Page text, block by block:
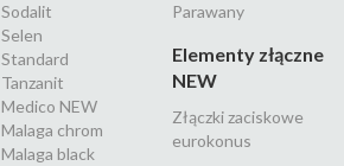
Sodalit
Selen
Standard
Tanzanit
Medico NEW
Malaga chrom
Malaga black
Parawany
Elementy złączne
NEW
Złączki zaciskowe
eurokonus